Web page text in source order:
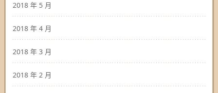
2018 年 5 月
2018 年 4 月
2018 年 3 月
2018 年 2 月